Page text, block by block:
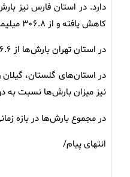
کاهش یافته و از ۳۰۶.۸ میلیمتر به ۱۳۰ میلیمتر رسیده است.
در استان تهران بارش‌ها از ۲۴۶.۶ میلیمتر دوره بلندمدت با کاهش ۵۱.۵ درصدی به ۱۱۹.۵ میلیمتر رسیده است.
نیز میزان بارش‌ها نسبت به دوره بلندمدت ۷.۷
در مجموع بارش‌ها در بازه زمانی ابتدای سال آبی جاری
انتهای پیام/